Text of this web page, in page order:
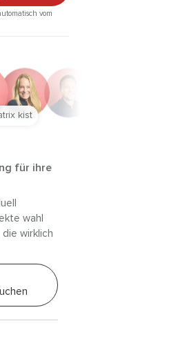
vom
für ihre
wahl
wirklich
trautz